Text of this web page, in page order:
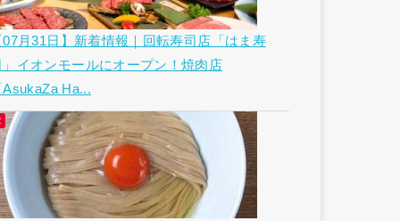
07月31日】新着情報｜回転寿司店「はま寿
」イオンモールにオープン！焼肉店
AsukaZa Ha...